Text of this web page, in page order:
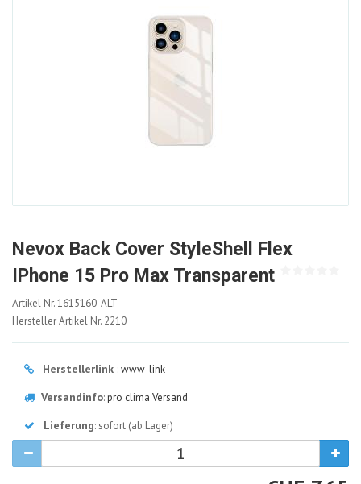
Nevox Back Cover StyleShell Flex
IPhone 15 Pro Max Transparent
1615160-
ALT
Artikel Nr.1615160-ALT
Hersteller Artikel Nr. 2210
Herstellerlink :www-link
Versandinfo:pro clima Versand
Lieferung: sofort (ab Lager)